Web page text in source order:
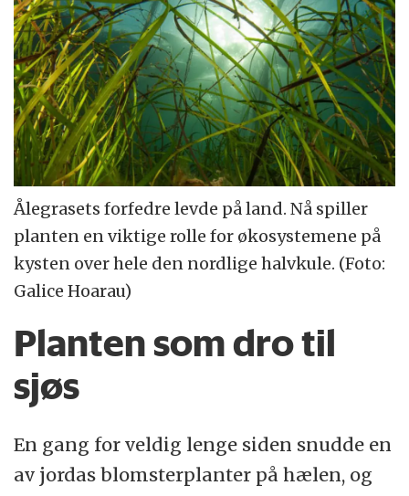
Ålegrasets forfedre levde på land. Nå spiller
planten en viktige rolle for økosystemene på
kysten over hele den nordlige halvkule. (Foto:
Galice Hoarau)
Planten som dro til
sjøs
En gang for veldig lenge siden snudde en
av jordas blomsterplanter på hælen, og